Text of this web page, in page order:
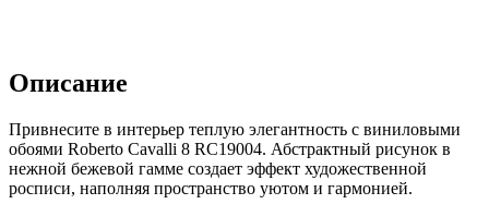
Описание
Привнесите в интерьер теплую элегантность с виниловыми
обоями Roberto Cavalli 8 RC19004. Абстрактный рисунок в
нежной бежевой гамме создает эффект художественной
росписи, наполняя пространство уютом и гармонией.